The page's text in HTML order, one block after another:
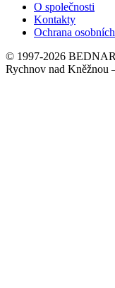
O společnosti
Kontakty
Ochrana
© 1997-2026 BEDNAR
Rychnov nad Kněžnou